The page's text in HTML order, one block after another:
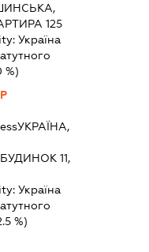
125
Україна
%)
УКРАЇНА,
11,
Україна
%)